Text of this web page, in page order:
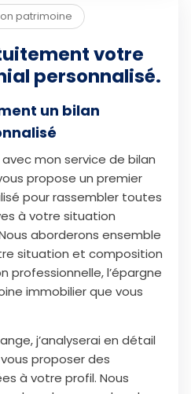
patrimoine
votre
personnalisé.
un bilan
mon service de bilan
propose un premier
pour rassembler toutes
à votre situation
aborderons ensemble
situation et composition
professionnelle, l’épargne
immobilier que vous
j’analyserai en détail
proposer des
à votre profil. Nous